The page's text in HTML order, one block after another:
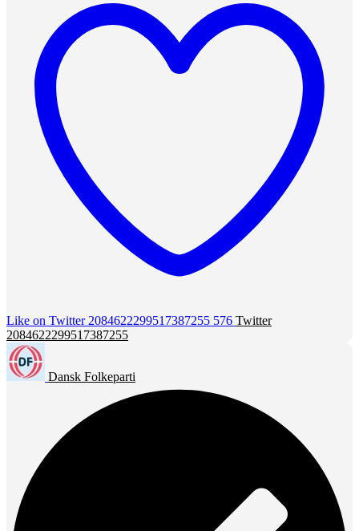
Like on Twitter 2084622299517387255 576 Twitter
2084622299517387255
Dansk Folkeparti